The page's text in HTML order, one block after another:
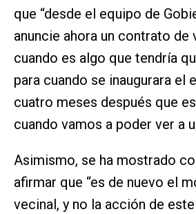
que “desde el equipo de
anuncie ahora un contrato de
cuando es algo que tendría
para cuando se inaugurara el
cuatro meses después que
cuando vamos a poder ver a
Asimismo, se ha mostrado
afirmar que “es de nuevo el
vecinal, y no la acción de